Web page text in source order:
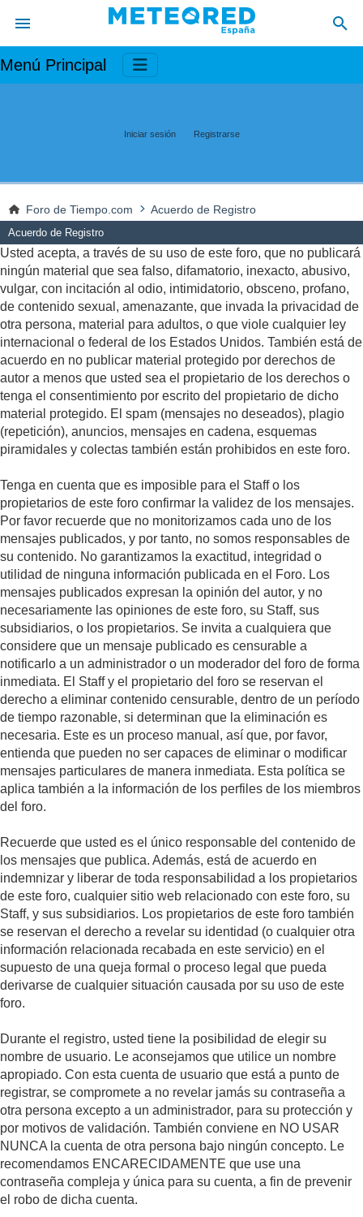
Menú Principal
Iniciar sesión Registrarse
Foro de Tiempo.com Acuerdo de Registro
Acuerdo de Registro
Usted acepta, a través de su uso de este foro, que no publicará
ningún material que sea falso, difamatorio, inexacto, abusivo,
vulgar, con incitación al odio, intimidatorio, obsceno, profano,
de contenido sexual, amenazante, que invada la privacidad de
otra persona, material para adultos, o que viole cualquier ley
internacional o federal de los Estados Unidos. También está de
acuerdo en no publicar material protegido por derechos de
autor a menos que usted sea el propietario de los derechos o
tenga el consentimiento por escrito del propietario de dicho
material protegido. El spam (mensajes no deseados), plagio
(repetición), anuncios, mensajes en cadena, esquemas
piramidales y colectas también están prohibidos en este foro.
Tenga en cuenta que es imposible para el Staff o los
propietarios de este foro confirmar la validez de los mensajes.
Por favor recuerde que no monitorizamos cada uno de los
mensajes publicados, y por tanto, no somos responsables de
su contenido. No garantizamos la exactitud, integridad o
utilidad de ninguna información publicada en el Foro. Los
mensajes publicados expresan la opinión del autor, y no
necesariamente las opiniones de este foro, su Staff, sus
subsidiarios, o los propietarios. Se invita a cualquiera que
considere que un mensaje publicado es censurable a
notificarlo a un administrador o un moderador del foro de forma
inmediata. El Staff y el propietario del foro se reservan el
derecho a eliminar contenido censurable, dentro de un período
de tiempo razonable, si determinan que la eliminación es
necesaria. Este es un proceso manual, así que, por favor,
entienda que pueden no ser capaces de eliminar o modificar
mensajes particulares de manera inmediata. Esta política se
aplica también a la información de los perfiles de los miembros
del foro.
Recuerde que usted es el único responsable del contenido de
los mensajes que publica. Además, está de acuerdo en
indemnizar y liberar de toda responsabilidad a los propietarios
de este foro, cualquier sitio web relacionado con este foro, su
Staff, y sus subsidiarios. Los propietarios de este foro también
se reservan el derecho a revelar su identidad (o cualquier otra
información relacionada recabada en este servicio) en el
supuesto de una queja formal o proceso legal que pueda
derivarse de cualquier situación causada por su uso de este
foro.
Durante el registro, usted tiene la posibilidad de elegir su
nombre de usuario. Le aconsejamos que utilice un nombre
apropiado. Con esta cuenta de usuario que está a punto de
registrar, se compromete a no revelar jamás su contraseña a
otra persona excepto a un administrador, para su protección y
por motivos de validación. También conviene en NO USAR
NUNCA la cuenta de otra persona bajo ningún concepto. Le
recomendamos ENCARECIDAMENTE que use una
contraseña compleja y única para su cuenta, a fin de prevenir
el robo de dicha cuenta.